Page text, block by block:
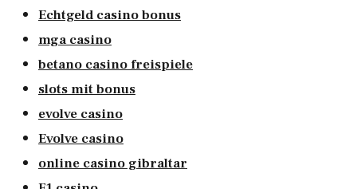
Echtgeld casino bonus
mga casino
betano casino freispiele
slots mit bonus
evolve casino
Evolve casino
online casino gibraltar